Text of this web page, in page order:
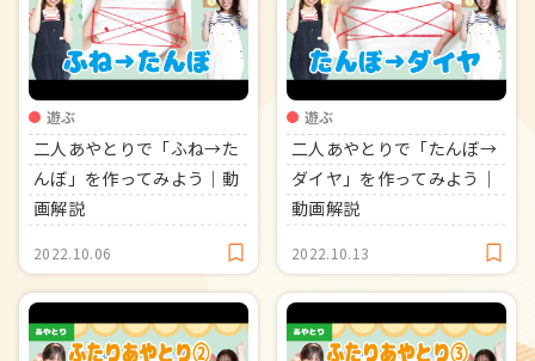
遊ぶ
二人あやとりで「ふね→た
んぼ」を作ってみよう｜動
画解説
2022.10.06
遊ぶ
二人あやとりで「たんぼ→
ダイヤ」を作ってみよう｜
動画解説
2022.10.13